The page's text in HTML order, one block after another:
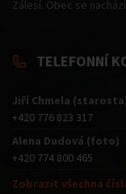
Zálesí. Obec se
TELEFONNÍ
Jiří Chmela
+420 776 823 317
Alena Dudová (foto)
+420 774 800 465
Zobrazit všechna